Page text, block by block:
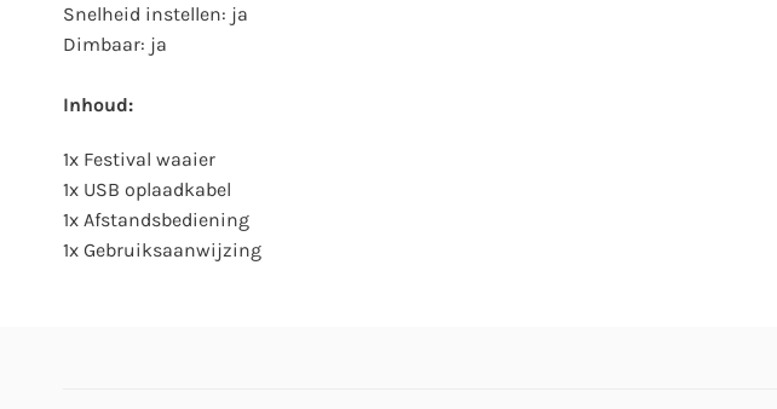
Snelheid instellen: ja
Dimbaar: ja
Inhoud:
1x Festival waaier
1x USB oplaadkabel
1x Afstandsbediening
1x Gebruiksaanwijzing